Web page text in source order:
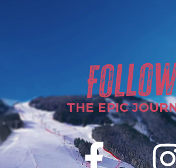
THE EPIC
F